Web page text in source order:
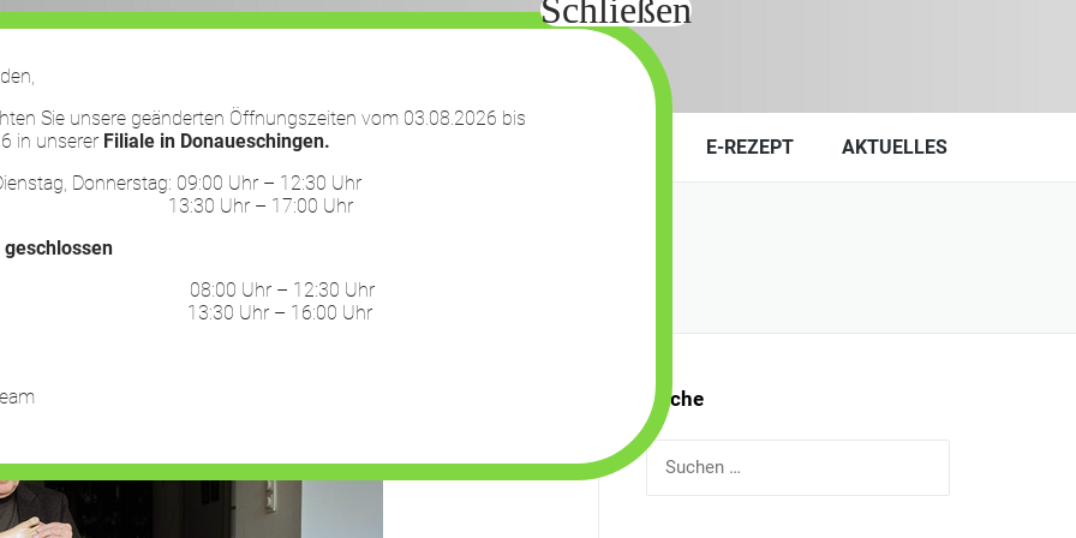
HOME LEISTUNGEN E-REZEPT AKTUELLES
Suche
Suchen
Sie unsere geänderten Öffnungszeiten vom 03.08.2026 bis
in unserer Filiale in Donaueschingen.
Donnerstag: 09:00 Uhr – 12:30 Uhr
Uhr – 17:00 Uhr
geschlossen
08:00 Uhr – 12:30 Uhr
Uhr – 16:00 Uhr